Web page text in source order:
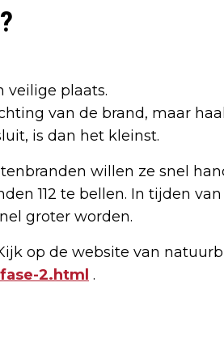
veilige plaats.
van de brand, maar
is dan het kleinst.
willen ze snel
112 te bellen. In tijden
groter worden.
op de website van
2.html .